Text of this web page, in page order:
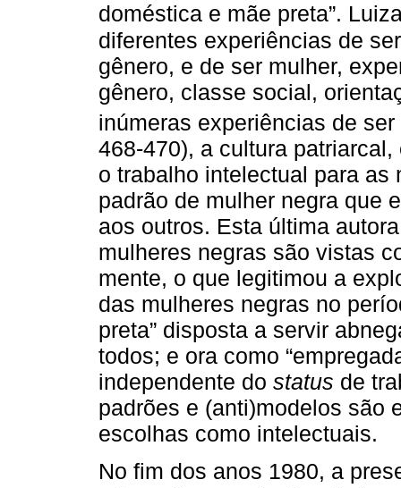
doméstica e mãe preta”.
diferentes experiências de
gênero, e de ser mulher,
gênero, classe social,
inúmeras experiências de
468-470), a cultura
o trabalho intelectual para as
padrão de mulher negra que
aos outros. Esta última
mulheres negras são vistas
mente, o que legitimou a
das mulheres negras no
preta” disposta a servir
todos; e ora como
independente do status de
padrões e (anti)modelos são
escolhas como intelectuais.
No fim dos anos 1980, a